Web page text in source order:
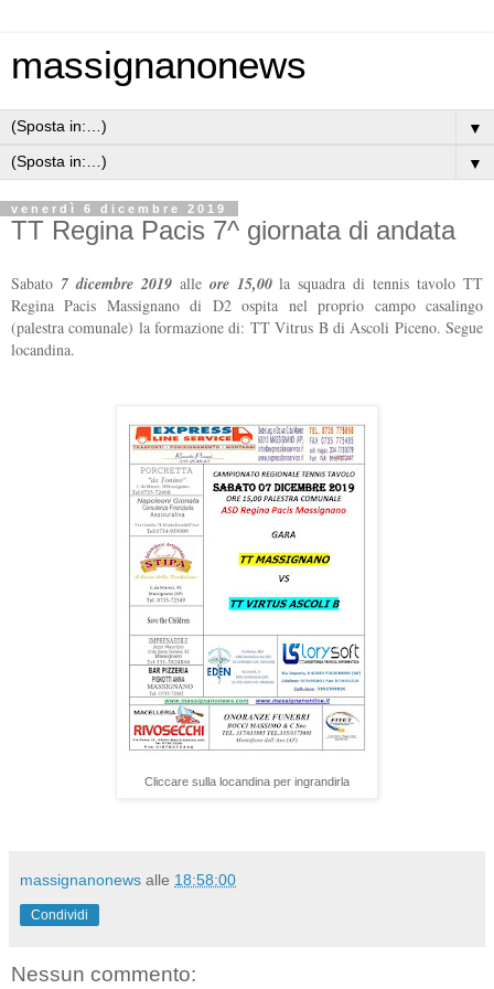
massignanonews
▼
▼
venerdì 6 dicembre 2019
TT Regina Pacis 7^ giornata di andata
Sabato 7 dicembre 2019 alle ore 15,00la squadra di tennis tavolo TT
Regina Pacis Massignano di D2 ospita nel proprio campo casalingo
(palestra comunale) la formazione di: TT Vitrus B di Ascoli Piceno. Segue
locandina.
Cliccare sulla locandina per ingrandirla
massignanonews alle 18:58:00
Condividi
Nessun commento: